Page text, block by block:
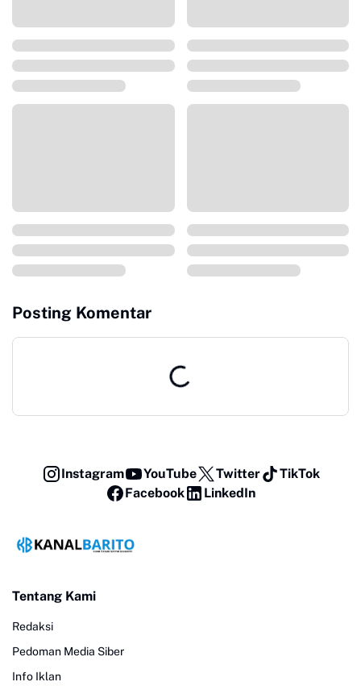
Posting Komentar
Instagram YouTube Twitter
TikTok
Facebook
LinkedIn
Tentang Kami
Redaksi
Pedoman Media Siber
Info Iklan